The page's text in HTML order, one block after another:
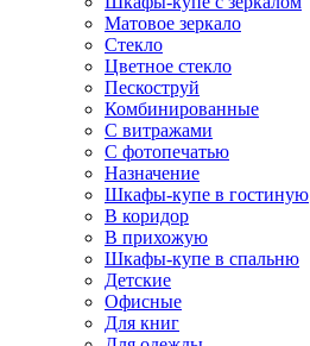
Матовое зеркало
Стекло
Цветное стекло
Пескоструй
Комбинированные
С витражами
С фотопечатью
Назначение
Шкафы-купе в гостиную
В коридор
В прихожую
Шкафы-купе в спальню
Детские
Офисные
Для книг